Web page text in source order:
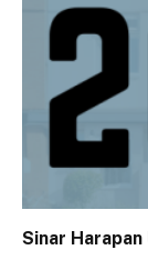
Sinar